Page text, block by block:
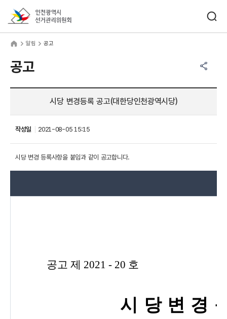
알림 공고
공고
시당 변경등록 공고(대한당인천광역시당)
작성일 2021-08-05 15:15
시당 변경 등록사항을 붙임과 같이 공고합니다.